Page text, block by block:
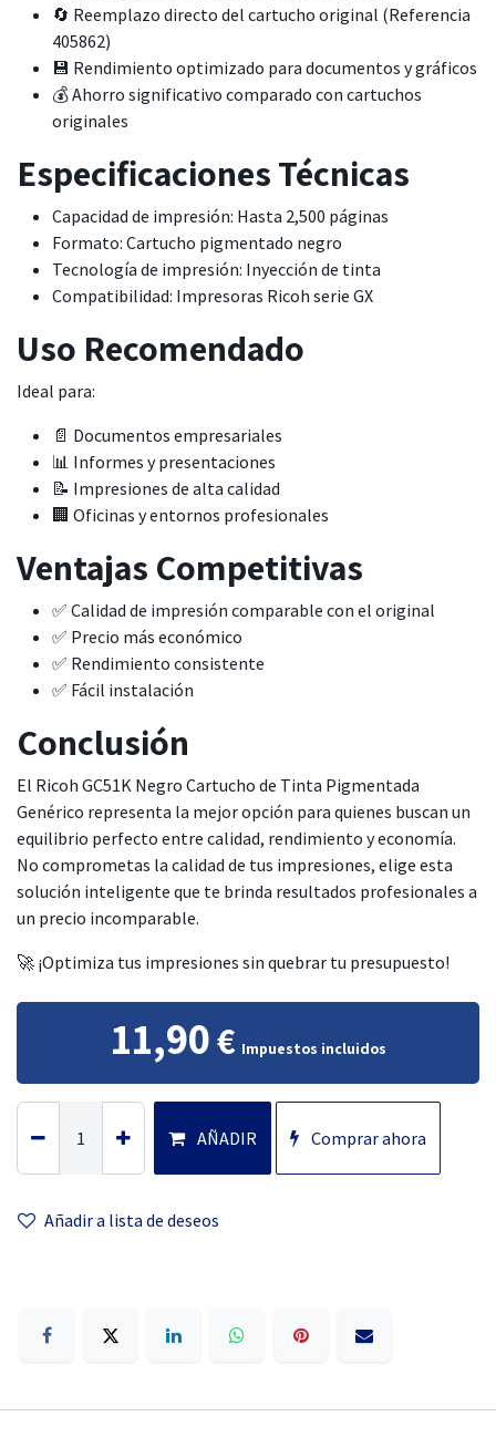
🔄 Reemplazo directo del cartucho original (Referencia
405862)
💾 Rendimiento optimizado para documentos y gráficos
💰 Ahorro significativo comparado con cartuchos
originales
Especificaciones Técnicas
Capacidad de impresión: Hasta 2,500 páginas
Formato: Cartucho pigmentado negro
Tecnología de impresión: Inyección de tinta
Compatibilidad: Impresoras Ricoh serie GX
Uso Recomendado
Ideal para:
📄 Documentos empresariales
📊 Informes y presentaciones
📝 Impresiones de alta calidad
🏢 Oficinas y entornos profesionales
Ventajas Competitivas
✅ Calidad de impresión comparable con el original
✅ Precio más económico
✅ Rendimiento consistente
✅ Fácil instalación
Conclusión
El Ricoh GC51K Negro Cartucho de Tinta Pigmentada
Genérico representa la mejor opción para quienes buscan un
equilibrio perfecto entre calidad, rendimiento y economía.
No comprometas la calidad de tus impresiones, elige esta
solución inteligente que te brinda resultados profesionales a
un precio incomparable.
🚀 ¡Optimiza tus impresiones sin quebrar tu presupuesto!
11,90€ Impuestos incluidos
AÑADIR Comprar ahora
Añadir a lista de deseos